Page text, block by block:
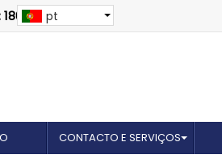
pt
CONTACTO E SERVIÇOS